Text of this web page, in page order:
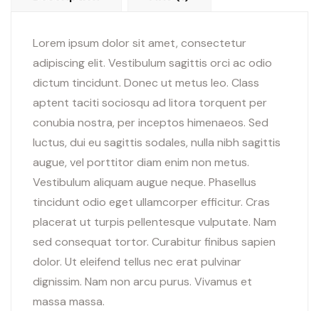
Lorem ipsum dolor sit amet, consectetur
adipiscing elit. Vestibulum sagittis orci ac odio
dictum tincidunt. Donec ut metus leo. Class
aptent taciti sociosqu ad litora torquent per
conubia nostra, per inceptos himenaeos. Sed
luctus, dui eu sagittis sodales, nulla nibh sagittis
augue, vel porttitor diam enim non metus.
Vestibulum aliquam augue neque. Phasellus
tincidunt odio eget ullamcorper efficitur. Cras
placerat ut turpis pellentesque vulputate. Nam
sed consequat tortor. Curabitur finibus sapien
dolor. Ut eleifend tellus nec erat pulvinar
dignissim. Nam non arcu purus. Vivamus et
massa massa.